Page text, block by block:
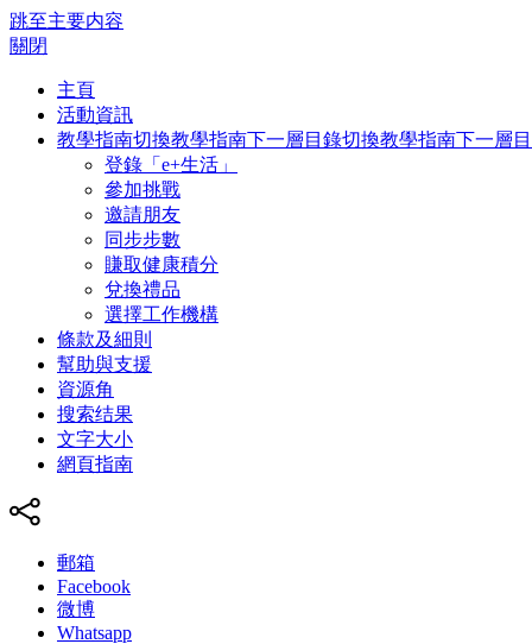
跳至主要内容
關閉
主頁
活動資訊
教學指南切換教學指南下一層目錄切換教學指南下一層
登錄「e+生活」
參加挑戰
邀請朋友
同步步數
賺取健康積分
兌換禮品
選擇工作機構
條款及細則
幫助與支援
資源角
搜索结果
文字大小
網頁指南
郵箱
Facebook
微博
Whatsapp